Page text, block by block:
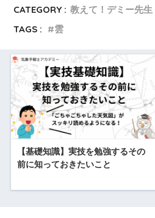
CATEGORY : 教えて！デミー先生
TAGS :
雲
【基礎知識】実技を勉強するその
前に知っておきたいこと